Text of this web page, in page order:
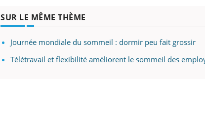
SUR LE MÊME THÈME
Journée mondiale du sommeil : dormir peu fait grossir
Télétravail et flexibilité améliorent le sommeil des